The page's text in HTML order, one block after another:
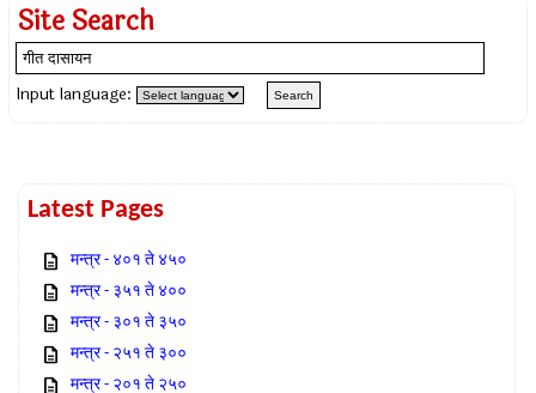
Site Search
Input language:
Latest Pages
मन्त्र - ४०१ ते ४५०
मन्त्र - ३५१ ते ४००
मन्त्र - ३०१ ते ३५०
मन्त्र - २५१ ते ३००
मन्त्र - २०१ ते २५०